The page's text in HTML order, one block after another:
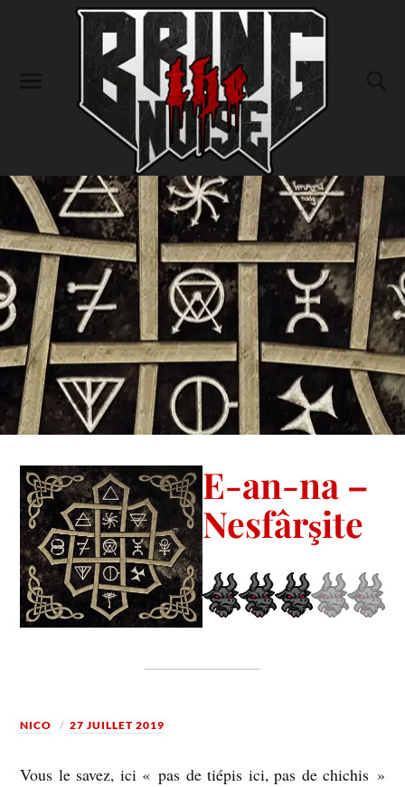
E-an-na –
Nesfârşite
NICO 27 JUILLET 2019
Vous le savez, ici « pas de tiépis ici, pas de chichis »